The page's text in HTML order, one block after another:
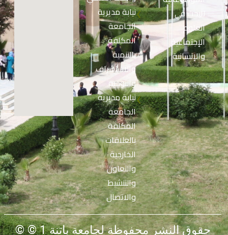
للبحث في
العلوم
الإجتماعية
والإنسانية
❮نيابة مديرية
الجامعة
المكلفة
بالتنمية
والاستشراف
والتوجيه
❮نيابة مديرية
الجامعة
المكلفة
بالعلاقات
الخارجية
والتعاون
والتنشيط
والاتصال
© حقوق النشر محفوظة لجامعة باتنة 1 ©